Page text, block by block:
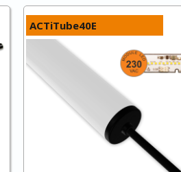
ACTiTube40E